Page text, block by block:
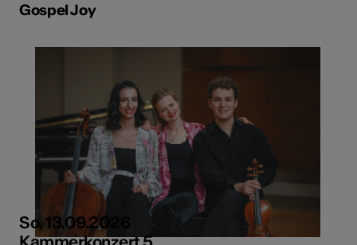
Gospel Joy
So, 13.09.2026